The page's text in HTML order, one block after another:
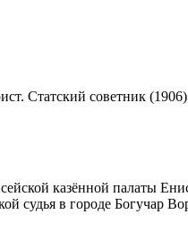
Статский советник
казённой палаты
судья в городе Богучар